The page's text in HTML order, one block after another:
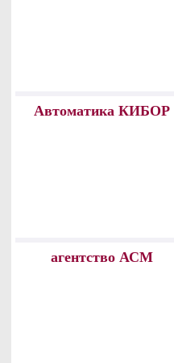
Автоматика КИБОР
агентство АСМ